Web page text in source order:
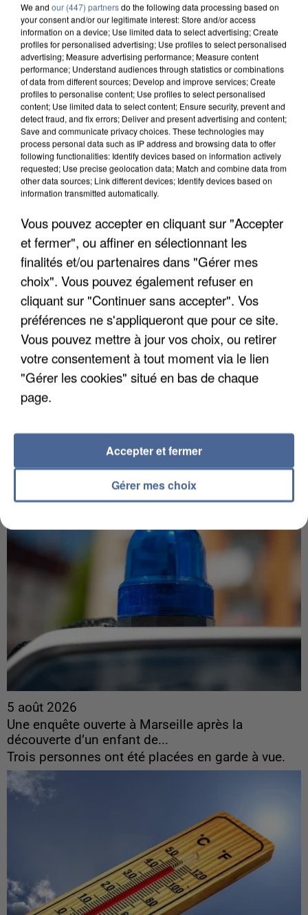
7h56
Une touriste de l’Oise emportée par une coulée de
boue en Haute-Savoie
Son corps a été retrouvé à cinq kilomètres de là.
5 août 2026
L’un des fondateurs supposés de la DZ Mafia
Il est soupçonné d'y avoir mené ses opérations en
5 août 2026
Une enquête ouverte à Marseille après la
découverte d’un enfant de...
Trois personnes ont été placées en garde à vue.
We and our (447) partnersdo the following data processing based on
your consent and/or our legitimate interest: Store and/or access
information on a device; Use limited data to select advertising; Create
profiles for personalised advertising; Use profiles to select personalised
advertising; Measure advertising performance; Measure content
performance; Understand audiences through statistics or combinations
of data from different sources; Develop and improve services; Create
profiles to personalise content; Use profiles to select personalised
content; Use limited data to select content; Ensure security, prevent and
detect fraud, and fix errors; Deliver and present advertising and content;
Save and communicate privacy choices. These technologies may
process personal data such as IP address and browsing data to offer
following functionalities: Identify devices based on information actively
requested; Use precise geolocation data; Match and combine data from
other data sources; Link different devices; Identify devices based on
information transmitted automatically.
Vous pouvez accepter en cliquant sur "Accepter
et fermer", ou affiner en sélectionnant les
finalités et/ou partenaires dans "Gérer mes
choix". Vous pouvez également refuser en
cliquant sur "Continuer sans accepter". Vos
préférences ne s'appliqueront que pour ce site.
Vous pouvez mettre à jour vos choix, ou retirer
votre consentement à tout moment via le lien
"Gérer les cookies" situé en bas de chaque
page.
Gérer mes choix
Accepter et fermer